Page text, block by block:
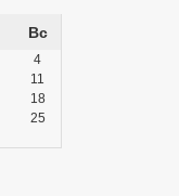
Вс
4
11
18
25